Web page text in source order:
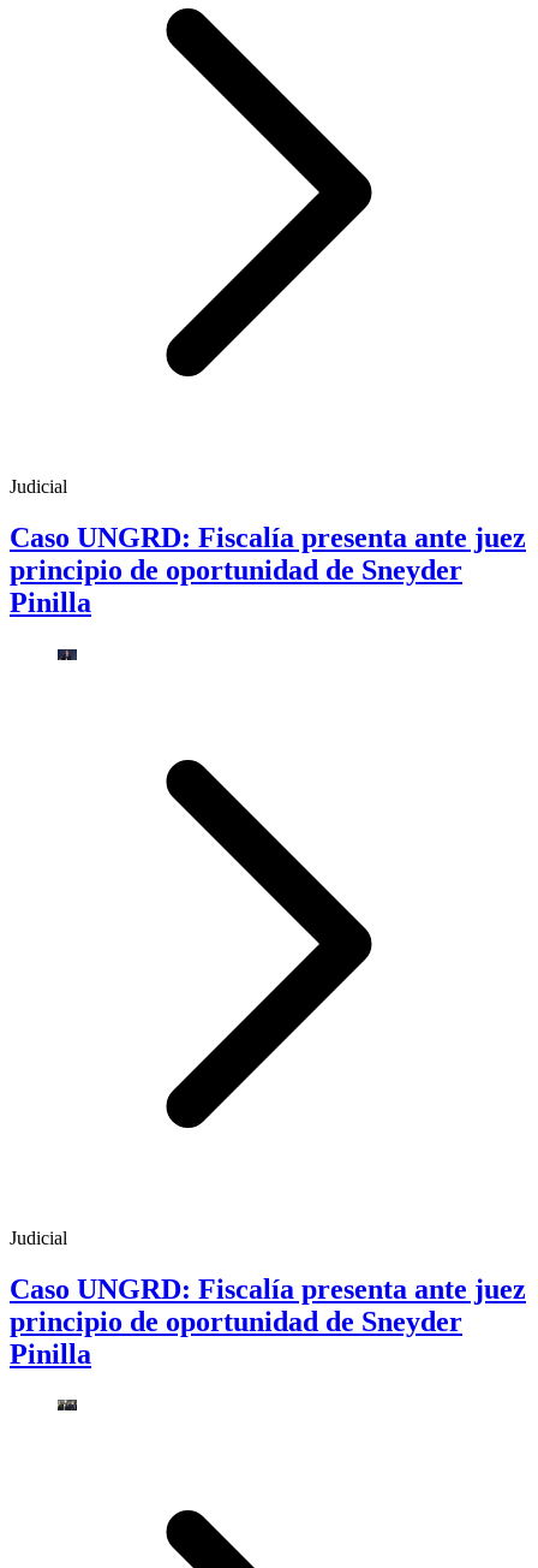
Judicial
Caso UNGRD: Fiscalía presenta ante juez
principio de oportunidad de Sneyder
Pinilla
Judicial
Caso UNGRD: Fiscalía presenta ante juez
principio de oportunidad de Sneyder
Pinilla